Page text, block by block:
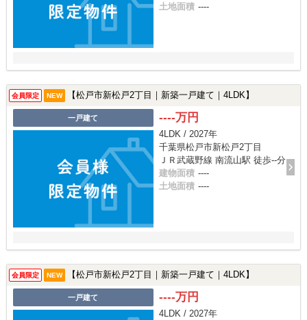
土地面積 ----
会員限定 NEW 【松戸市新松戸2丁目｜新築一戸建て｜4LDK】
一戸建て ----万円
4LDK / 2027年
千葉県松戸市新松戸2丁目
ＪＲ武蔵野線 南流山駅 徒歩--分
建物面積 ----
土地面積 ----
会員限定 NEW 【松戸市新松戸2丁目｜新築一戸建て｜4LDK】
一戸建て ----万円
4LDK / 2027年